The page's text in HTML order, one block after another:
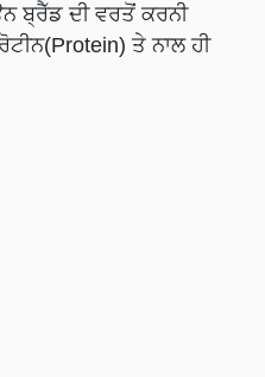
ਬ੍ਰੈੱਡ ਦੀ ਵਰਤੋਂ ਕਰਨੀ
ਤੇ ਨਾਲ ਹੀ